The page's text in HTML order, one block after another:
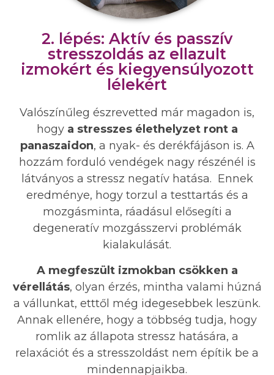
2. lépés: Aktív és passzív
stresszoldás az ellazult
izmokért és kiegyensúlyozott
lélekért
Valószínűleg észrevetted már magadon is,
hogy a stresszes élethelyzet ront a
panaszaidon, a nyak- és derékfájáson is. A
hozzám forduló vendégek nagy részénél is
látványos a stressz negatív hatása. Ennek
eredménye, hogy torzul a testtartás és a
mozgásminta, ráadásul elősegíti a
degeneratív mozgásszervi problémák
kialakulását.
A megfeszült izmokban csökken a
vérellátás, olyan érzés, mintha valami húzná
a vállunkat, etttől még idegesebbek leszünk.
Annak ellenére, hogy a többség tudja, hogy
romlik az állapota stressz hatására, a
relaxációt és a stresszoldást nem építik be a
mindennapjaikba.